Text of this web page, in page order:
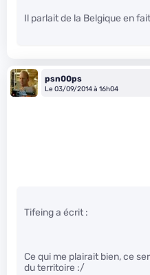
Il parlait de la Belgique en
psn00ps
Le 03/09/2014 à 16h04
Tifeing a écrit :
Ce qui me plairait bien, ce
du territoire :/